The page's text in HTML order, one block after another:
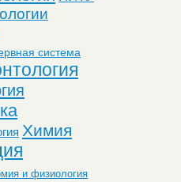
система
Химия
и физиология